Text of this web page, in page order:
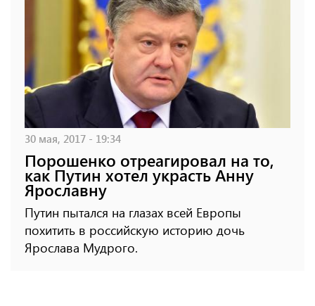
30 мая, 2017 - 19:34
Порошенко отреагировал на то,
как Путин хотел украсть Анну
Ярославну
Путин пытался на глазах всей Европы
похитить в российскую историю дочь
Ярослава Мудрого.